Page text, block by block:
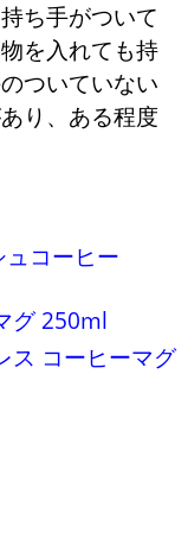
ち手がついて
を入れても持
ついていない
り、ある程度
コーヒー
グ 250ml
ス コーヒーマグ